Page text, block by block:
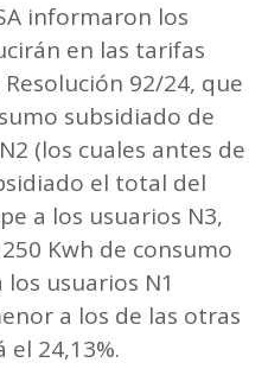
informaron los
en las tarifas
92/24, que
subsidiado de
(los cuales antes de
el total del
a los usuarios N3,
Kwh de consumo
usuarios N1
a los de las otras
24,13%.